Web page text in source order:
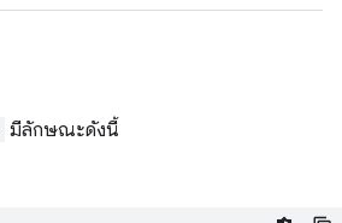
มีลักษณะดังนี้